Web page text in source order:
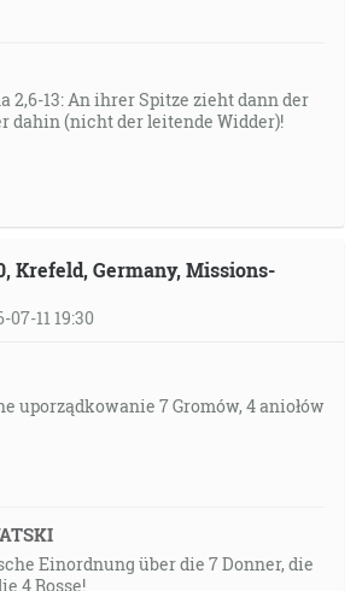
2,6-13: An ihrer Spitze zieht dann der
dahin (nicht der leitende Widder)!
Krefeld, Germany, Missions-
11 19:30
uporządkowanie 7 Gromów, 4 aniołów
Einordnung über die 7 Donner, die
4 Rosse!